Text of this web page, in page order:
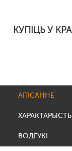
КУПІЦЬ У
АПІСАННЕ
ВОДГУКІ